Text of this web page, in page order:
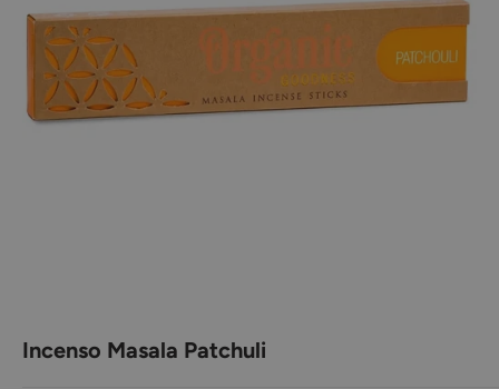
Incenso Masala Patchuli